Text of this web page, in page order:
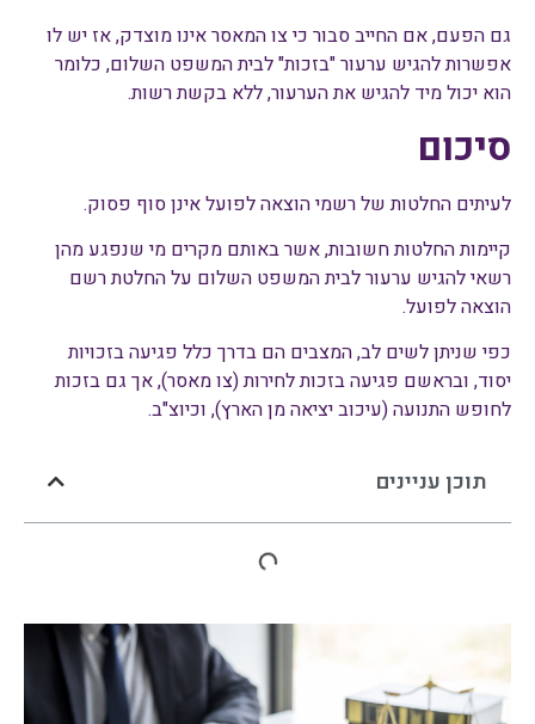
גם הפעם, אם החייב סבור כי צו המאסר אינו מוצדק, אז יש לו
אפשרות להגיש ערעור "בזכות" לבית המשפט השלום, כלומר
הוא יכול מיד להגיש את הערעור, ללא בקשת רשות.
סיכום
לעיתים החלטות של רשמי הוצאה לפועל אינן סוף פסוק.
קיימות החלטות חשובות, אשר באותם מקרים מי שנפגע מהן
רשאי להגיש ערעור לבית המשפט השלום על החלטת רשם
הוצאה לפועל.
כפי שניתן לשים לב, המצבים הם בדרך כלל פגיעה בזכויות
יסוד, ובראשם פגיעה בזכות לחירות (צו מאסר), אך גם בזכות
לחופש התנועה (עיכוב יציאה מן הארץ), וכיוצ"ב.
תוכן עניינים